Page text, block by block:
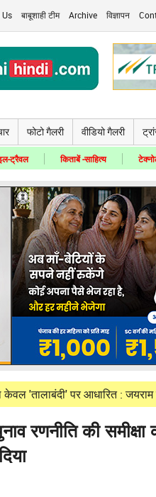
बाबूशाही टीम Archive विज्ञापन
फोटो गैलरी वीडियो गैलरी
ट्रैवल किताबें -साहित्य
पर आधारित : जयराम ठाकुर
रणनीति की समीक्षा